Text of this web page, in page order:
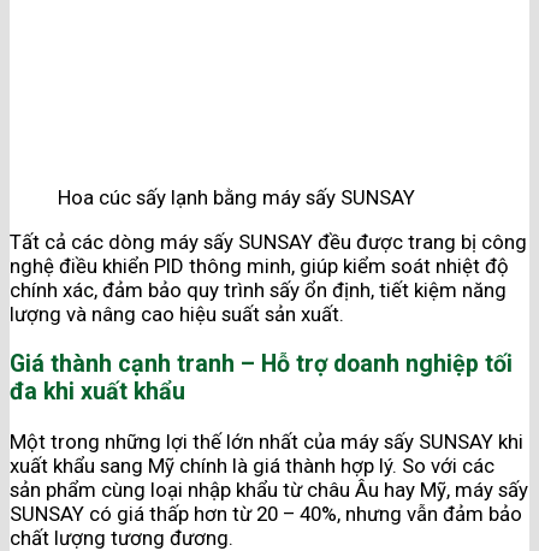
Hoa cúc sấy lạnh bằng máy sấy SUNSAY
Tất cả các dòng máy sấy SUNSAY đều được trang bị công
nghệ điều khiển PID thông minh, giúp kiểm soát nhiệt độ
chính xác, đảm bảo quy trình sấy ổn định, tiết kiệm năng
lượng và nâng cao hiệu suất sản xuất.
Giá thành cạnh tranh – Hỗ trợ doanh nghiệp tối
đa khi xuất khẩu
Một trong những lợi thế lớn nhất của máy sấy SUNSAY khi
xuất khẩu sang Mỹ chính là giá thành hợp lý. So với các
sản phẩm cùng loại nhập khẩu từ châu Âu hay Mỹ, máy sấy
SUNSAY có giá thấp hơn từ 20 – 40%, nhưng vẫn đảm bảo
chất lượng tương đương​.